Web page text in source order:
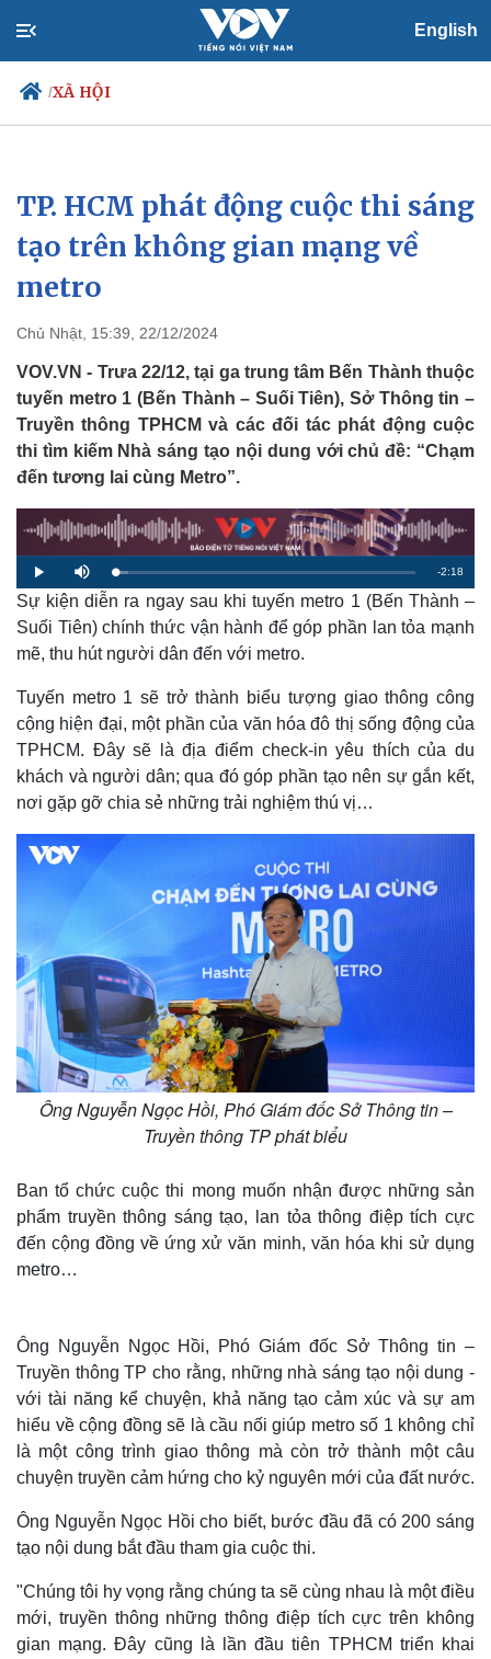
English
/XÃ HỘI
Chính trị
Tổ chức nhân sự
Quốc hội
Xã hội
Dự báo thời tiết
TP. HCM phát động cuộc thi sáng
tạo trên không gian mạng về
metro
Chủ Nhật, 15:39, 22/12/2024
VOV.VN - Trưa 22/12, tại ga trung tâm Bến Thành thuộc
tuyến metro 1 (Bến Thành – Suối Tiên), Sở Thông tin –
Truyền thông TPHCM và các đối tác phát động cuộc
thi tìm kiếm Nhà sáng tạo nội dung với chủ đề: “Chạm
đến tương lai cùng Metro”.
P
l
a
M
u
t
e
L
o
a
d
e
d
4
.
%
R
e
i
n
g
-2:18
Sự kiện diễn ra ngay sau khi tuyến metro 1 (Bến Thành –
Suối Tiên) chính thức vận hành để góp phần lan tỏa mạnh
mẽ, thu hút người dân đến với metro.
Tuyến metro 1 sẽ trở thành biểu tượng giao thông công
cộng hiện đại, một phần của văn hóa đô thị sống động của
TPHCM. Đây sẽ là địa điểm check-in yêu thích của du
khách và người dân; qua đó góp phần tạo nên sự gắn kết,
nơi gặp gỡ chia sẻ những trải nghiệm thú vị…
Ông Nguyễn Ngọc Hồi, Phó Giám đốc Sở Thông tin –
Truyền thông TP phát biểu
Ban tổ chức cuộc thi mong muốn nhận được những sản
phẩm truyền thông sáng tạo, lan tỏa thông điệp tích cực
đến cộng đồng về ứng xử văn minh, văn hóa khi sử dụng
metro…
Ông Nguyễn Ngọc Hồi, Phó Giám đốc Sở Thông tin –
Truyền thông TP cho rằng, những nhà sáng tạo nội dung -
với tài năng kể chuyện, khả năng tạo cảm xúc và sự am
hiểu về cộng đồng sẽ là cầu nối giúp metro số 1 không chỉ
là một công trình giao thông mà còn trở thành một câu
chuyện truyền cảm hứng cho kỷ nguyên mới của đất nước.
Ông Nguyễn Ngọc Hồi cho biết, bước đầu đã có 200 sáng
tạo nội dung bắt đầu tham gia cuộc thi.
"Chúng tôi hy vọng rằng chúng ta sẽ cùng nhau là một điều
mới, truyền thông những thông điệp tích cực trên không
gian mạng. Đây cũng là lần đầu tiên TPHCM triển khai